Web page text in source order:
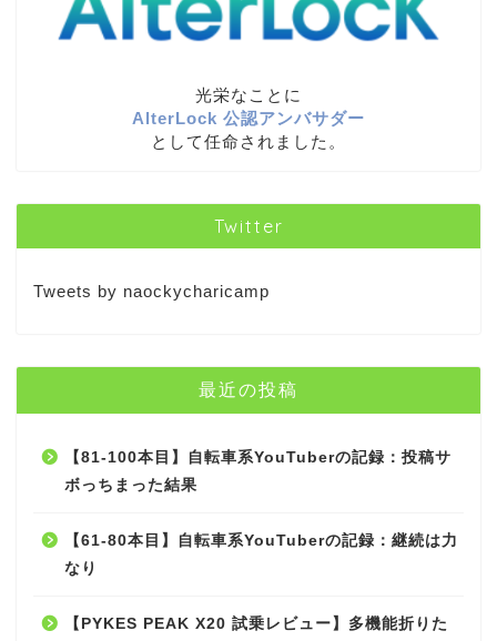
光栄なことに
AlterLock 公認アンバサダー
として任命されました。
Twitter
Tweets by naockycharicamp
最近の投稿
【81-100本目】自転車系YouTuberの記録：投稿サ
ボっちまった結果
【61-80本目】自転車系YouTuberの記録：継続は力
なり
【PYKES PEAK X20 試乗レビュー】多機能折りた